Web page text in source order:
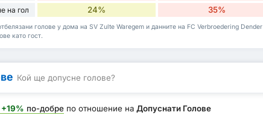
на гол 24% 35%
голове у дома на SV Zulte Waregem и данните на FC Verbroedering Dender
като гост.
Кой ще допусне голове?
+19% по-добре по отношение наДопуснати Голове